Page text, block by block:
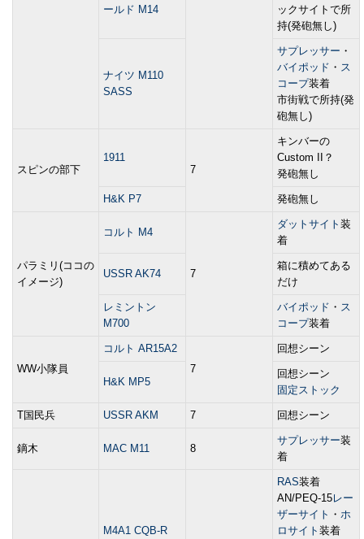
ールド M14
ックサイトで所
持(発砲無し)
ナイツ M110
SASS
サプレッサー ・
バイポッド ・ ス
コープ装着
市街戦で所持(発
砲無し)
スピンの部下
1911
7
キンバーの
Custom II？
発砲無し
H&K P7 発砲無し
パラミリ(ココの
イメージ)
コルト M4
7
ダットサイト 装
着
USSR AK74
箱に積めてある
だけ
レミントン
M700
バイポッド ・ ス
コープ装着
WW小隊員
コルト AR15A2
7
回想シーン
H&K MP5
回想シーン
固定ストック
T国民兵 USSR AKM 7 回想シーン
鏑木 MAC M11 8
サプレッサー装
着
M4A1 CQB-R
RAS装着
AN/PEQ-15レー
ザーサイト ・ ホ
ロサイト 装着